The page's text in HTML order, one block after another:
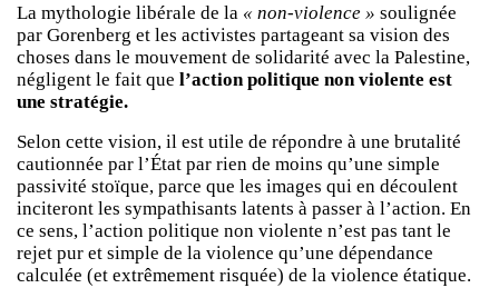
La mythologie libérale de la « non-violence » soulignée
par Gorenberg et les activistes partageant sa vision des
choses dans le mouvement de solidarité avec la Palestine,
négligent le fait que l’action politique non violente est
une stratégie.
Selon cette vision, il est utile de répondre à une brutalité
cautionnée par l’État par rien de moins qu’une simple
passivité stoïque, parce que les images qui en découlent
inciteront les sympathisants latents à passer à l’action. En
ce sens, l’action politique non violente n’est pas tant le
rejet pur et simple de la violence qu’une dépendance
calculée (et extrêmement risquée) de la violence étatique.